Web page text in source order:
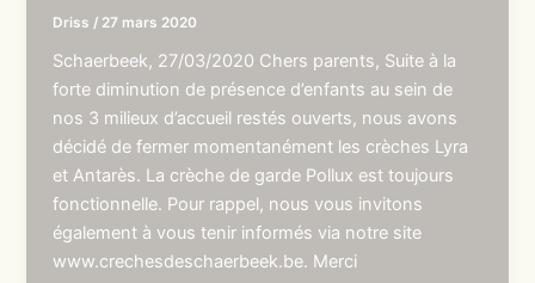
Driss / 27 mars 2020
Schaerbeek, 27/03/2020 Chers parents, Suite à la
forte diminution de présence d’enfants au sein de
nos 3 milieux d’accueil restés ouverts, nous avons
décidé de fermer momentanément les crèches Lyra
et Antarès. La crèche de garde Pollux est toujours
fonctionnelle. Pour rappel, nous vous invitons
également à vous tenir informés via notre site
www.crechesdeschaerbeek.be. Merci